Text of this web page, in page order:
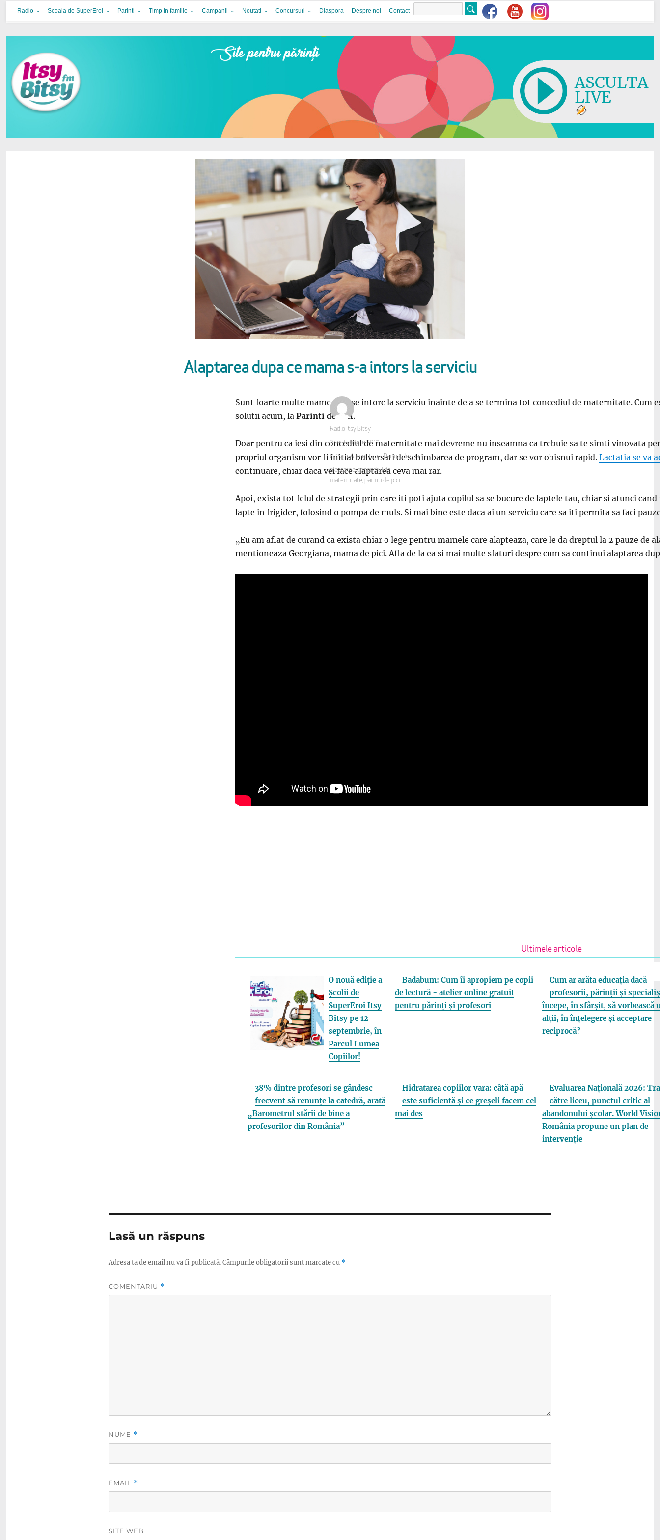
Itsy Bitsy
bucurie in familie
Radio Scoala de SuperEroi Parinti Timp in familie Campanii Noutati Concursuri Diaspora Despre noi Contact
ASCULTA
LIVE
Alaptarea dupa ce mama s-a intors la serviciu
Sunt foarte multe mame care se intorc la serviciu inainte de a se termina tot concediul de maternitate. Cum
solutii acum, la Parinti de Pici.
Doar pentru ca iesi din concediul de maternitate mai devreme nu inseamna ca trebuie sa te simti vinovata
propriul organism vor fi initial bulversati de schimbarea de program, dar se vor obisnui rapid. Lactatia se va
continuare, chiar daca vei face alaptarea ceva mai rar.
Apoi, exista tot felul de strategii prin care iti poti ajuta copilul sa se bucure de laptele tau, chiar si atunci
lapte in frigider, folosind o pompa de muls. Si mai bine este daca ai un serviciu care sa iti permita sa faci
„Eu am aflat de curand ca exista chiar o lege pentru mamele care alapteaza, care le da dreptul la 2 pauze
mentioneaza Georgiana, mama de pici. Afla de la ea si mai multe sfaturi despre cum sa continui alaptarea
Ultimele articole
O nouă ediție a
Școlii de
SuperEroi Itsy
Bitsy pe 12
septembrie, în
Parcul Lumea
Copiilor!
Badabum: Cum îi apropiem pe copii
de lectură - atelier online gratuit
pentru părinți și profesori
Cum ar arăta educația dacă
profesorii, părinții și
începe, în sfârșit, să vorbească
alții, în înțelegere și acceptare
reciprocă?
38% dintre profesori se gândesc
frecvent să renunțe la catedră, arată
„Barometrul stării de bine a
profesorilor din România”
Hidratarea copiilor vara: câtă apă
este suficientă și ce greșeli facem cel
mai des
Evaluarea Națională 2026:
către liceu, punctul critic al
abandonului școlar. World
România propune un plan de
intervenție
Autor
Radio Itsy Bitsy
Publicat
pe
3 septembrie 2017
Categorii
0-2 ani,Alimentatie,Parinti de pici
Etichete
alaptarea,concediul de
maternitate, parinti de pici
Lasă un răspuns
Adresa ta de email nu va fi publicată.Câmpurile obligatorii sunt marcate cu *
COMENTARIU *
NUME *
EMAIL *
SITE WEB